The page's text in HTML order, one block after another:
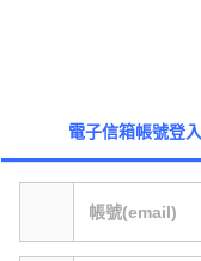
電子信箱帳號登入